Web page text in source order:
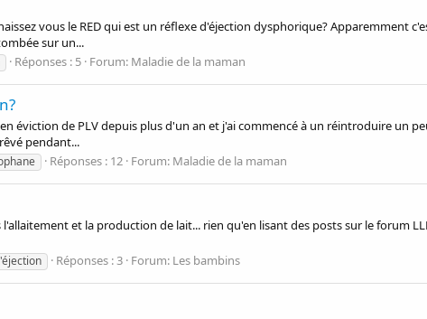
vous le RED qui est un réflexe d'éjection dysphorique? Apparemment
sur un...
Réponses : 5 Forum: Maladie de la maman
éviction de PLV depuis plus d'un an et j'ai commencé à un réintroduire un
pendant...
Réponses : 12 Forum: Maladie de la maman
et la production de lait... rien qu'en lisant des posts sur le forum
Réponses : 3 Forum: Les bambins